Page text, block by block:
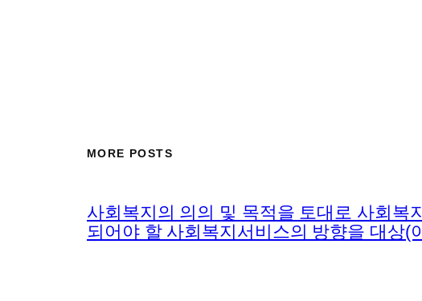
MORE POSTS
사회복지의 의의 및 목적을 토대로 사회복
되어야 할 사회복지서비스의 방향을 대상